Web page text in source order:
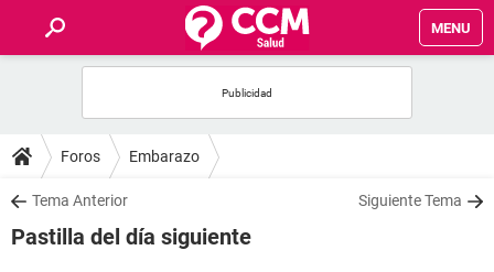
MENU
FOROS
SALUD
Foros Embarazo
Tema Anterior Siguiente Tema
Pastilla del día siguiente